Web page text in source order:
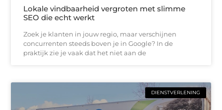
Lokale vindbaarheid vergroten met slimme
SEO die echt werkt
Zoek je klanten in jouw regio, maar verschijnen
concurrenten steeds boven je in Google? In de
praktijk zie je vaak dat het niet aan de
DIENSTVERLENING